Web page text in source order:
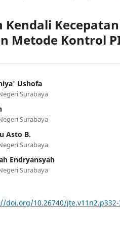
Kendali
Metode Kontrol
Ushofa
Surabaya
Surabaya
Asto B.
Surabaya
Endryansyah
Surabaya
doi.org/10.26740/jte.v11n2.p332-